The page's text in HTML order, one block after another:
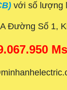
với số lượng
Đường Số 1,